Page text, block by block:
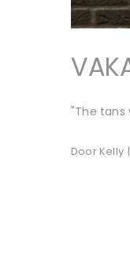
"The tans
Door Kelly |